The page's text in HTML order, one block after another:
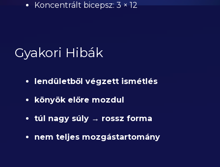
Koncentrált bicepsz: 3 × 12
Gyakori Hibák
lendületből végzett ismétlés
könyök előre mozdul
túl nagy súly → rossz forma
nem teljes mozgástartomány